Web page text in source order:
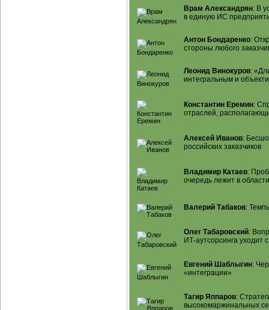
Врам Александрян: В
в единую ИС
Антон Бондаренко:
стороны любого
Леонид Винокуров:
интегральным и
Константин Еремин:
отраслей,
Алексей Иванов:
российских заказчиков
Владимир Катаев:
очередь лежит в
Валерий Табаков:
Олег Табаровский:
ИТ-аутсорсинга уходит
Евгений Шаблыгин:
«интеграции»
Тагир Яппаров:
высокомаржинальных